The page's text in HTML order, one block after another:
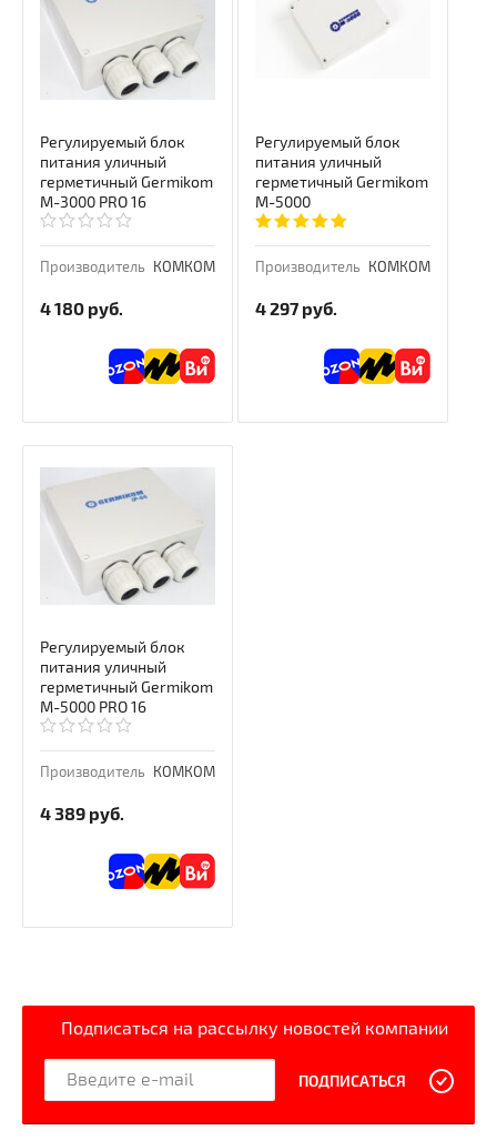
Регулируемый блок
питания уличный
герметичный Germikom
M-3000 PRO 16
Производитель КОМКОМ
4 180 руб.
Регулируемый блок
питания уличный
герметичный Germikom
M-5000
Производитель КОМКОМ
4 297 руб.
Регулируемый блок
питания уличный
герметичный Germikom
M-5000 PRO 16
Производитель КОМКОМ
4 389 руб.
Подписаться на рассылку новостей компании
ПОДПИСАТЬСЯ